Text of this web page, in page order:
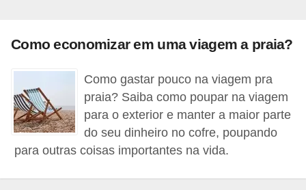
Como economizar em uma viagem a praia?
Como gastar pouco na viagem pra
praia? Saiba como poupar na viagem
para o exterior e manter a maior parte
do seu dinheiro no cofre, poupando
para outras coisas importantes na vida.
d
o
r
i
a
a